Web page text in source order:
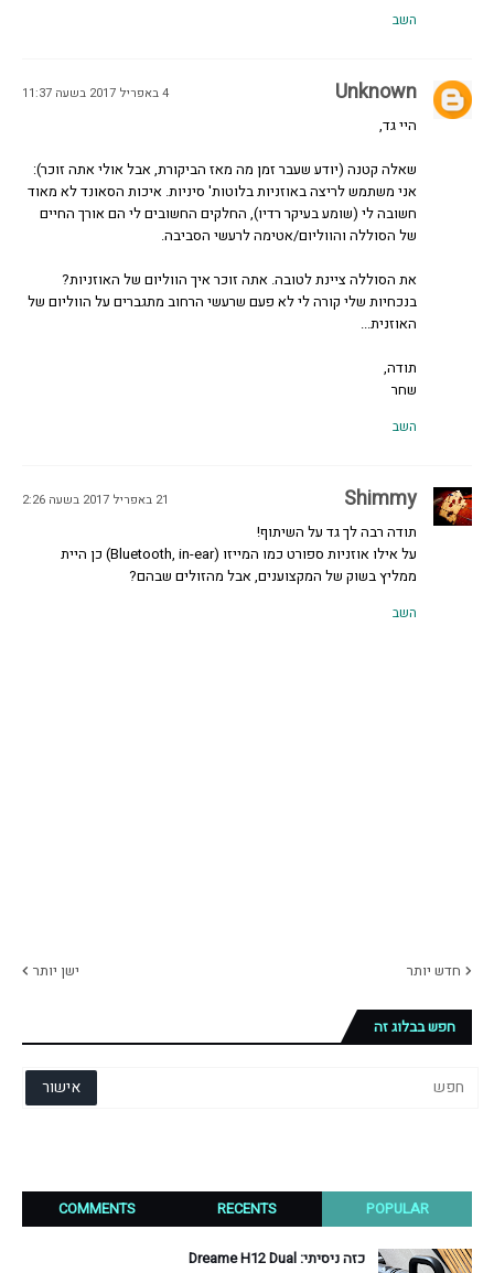
השב
Unknown 4 באפריל 2017 בשעה 11:37
היי גד,
שאלה קטנה (יודע שעבר זמן מה מאז הביקורת, אבל אולי אתה זוכר):
אני משתמש לריצה באוזניות בלוטות' סיניות. איכות הסאונד לא מאוד
חשובה לי (שומע בעיקר רדיו), החלקים החשובים לי הם אורך החיים
של הסוללה והווליום/אטימה לרעשי הסביבה.
את הסוללה ציינת לטובה. אתה זוכר איך הווליום של האוזניות?
בנכחיות שלי קורה לי לא פעם שרעשי הרחוב מתגברים על הווליום של
האוזנית...
תודה,
שחר
השב
Shimmy 21 באפריל 2017 בשעה 2:26
תודה רבה לך גד על השיתוף!
על אילו אוזניות ספורט כמו המייזו (Bluetooth, in-ear) כן היית
ממליץ בשוק של המקצוענים, אבל מהזולים שבהם?
השב
חדש יותר ישן יותר
חפש בבלוג זה
POPULAR
RECENTS
COMMENTS
כזה ניסיתי: Dreame H12 Dual